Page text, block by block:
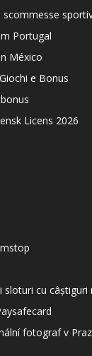
scommesse
Portugal
México
e Bonus
Licens 2026
sloturi cu câștiguri
fotograf v